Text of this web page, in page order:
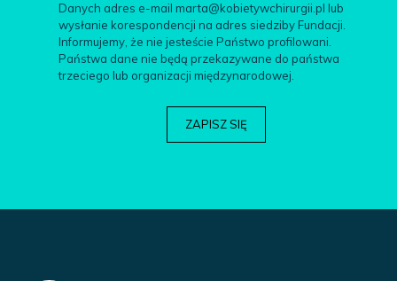
Danych adres e-mail marta@kobietywchirurgii.pl lub
wysłanie korespondencji na adres siedziby Fundacji.
Informujemy, że nie jesteście Państwo profilowani.
Państwa dane nie będą przekazywane do państwa
trzeciego lub organizacji międzynarodowej.